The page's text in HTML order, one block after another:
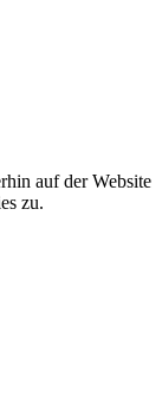
auf der Website
zu.